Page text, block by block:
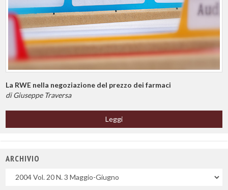
La RWE nella negoziazione del prezzo dei farmaci
di Giuseppe Traversa
Leggi
ARCHIVIO
Uscite